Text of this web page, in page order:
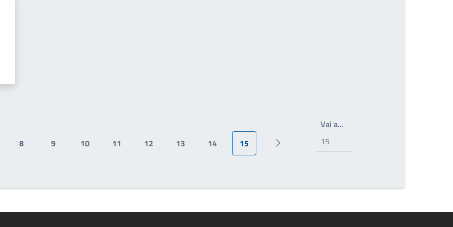
Pagina
8
Pagina
9
Pagina
10
Pagina
11
Pagina
12
Pagina
13
Pagina
14
Pagina attuale
15
Prossima pagina
Vai a…